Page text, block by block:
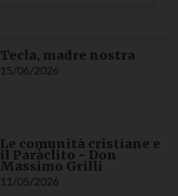
Tecla, madre nostra
15/06/2026
Le comunità cristiane e
il Paràclito - Don
Massimo Grilli
11/05/2026